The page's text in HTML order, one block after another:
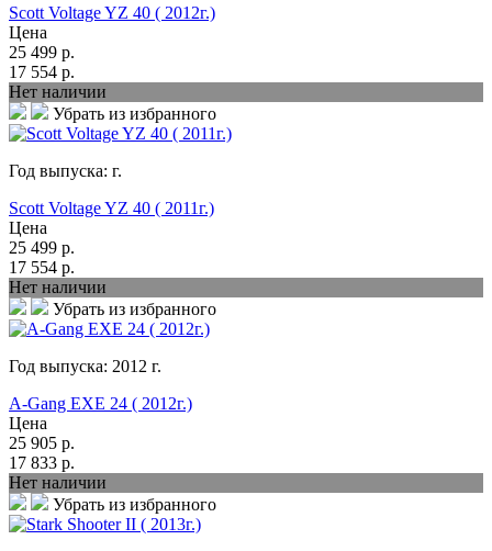
Scott Voltage YZ 40 ( 2012г.)
Цена
25 499 р.
17 554 р.
Нет наличии
Убрать из избранного
Год выпуска: г.
Scott Voltage YZ 40 ( 2011г.)
Цена
25 499 р.
17 554 р.
Нет наличии
Убрать из избранного
Год выпуска: 2012 г.
A-Gang EXE 24 ( 2012г.)
Цена
25 905 р.
17 833 р.
Нет наличии
Убрать из избранного